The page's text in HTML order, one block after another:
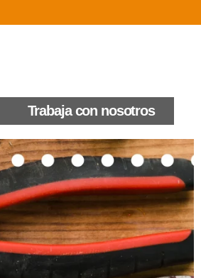
Trabaja con nosotros